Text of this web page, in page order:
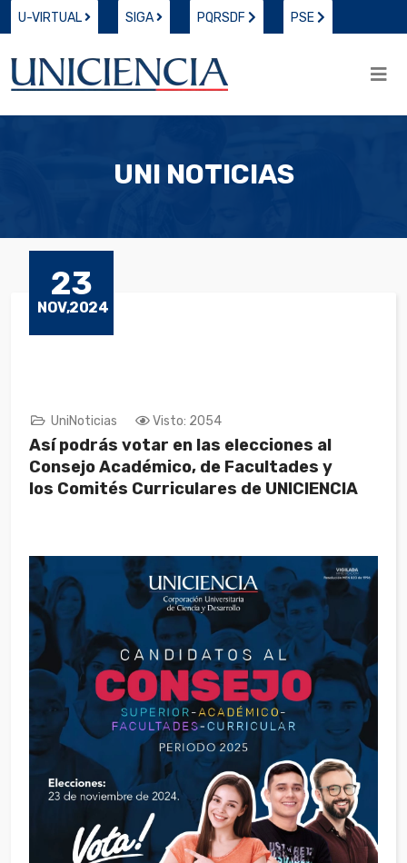
U-VIRTUAL SIGA PQRSDF PSE
UNI NOTICIAS
23
NOV,2024
UniNoticias Visto: 2054
Así podrás votar en las elecciones al
Consejo Académico, de Facultades y
los Comités Curriculares de UNICIENCIA